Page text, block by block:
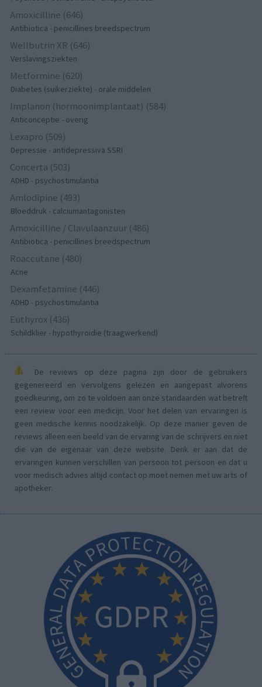
Amoxicilline (646)
Antibiotica - penicillines breedspectrum
Wellbutrin XR (646)
Verslavingsziekten
Metformine (620)
Diabetes (suikerziekte) - orale middelen
Implanon (hormoonimplantaat) (584)
Anticonceptie - overig
Lexapro (509)
Depressie - antidepressiva SSRI
Concerta (503)
ADHD - psychostimulantia
Amlodipine (493)
Bloeddruk - calciumantagonisten
Amoxicilline / Clavulaanzuur (486)
Antibiotica - penicillines breedspectrum
Roaccutane (480)
Acne
Dexamfetamine (446)
ADHD - psychostimulantia
Euthyrox (436)
Schildklier - hypothyroidie (traagwerkend)
De reviews op deze pagina zijn door de gebruikers
gegenereerd en vervolgens gelezen en aangepast alvorens
goedkeuring, om zo te voldoen aan onze standaarden wat betreft
een review voor een medicijn. Voor het delen van ervaringen is
geen medische kennis noodzakelijk. Op deze manier geven de
reviews alleen een beeld van de ervaring van de schrijvers en niet
die van de eigenaar van deze website. Denk er aan dat de
ervaringen kunnen verschillen van persoon tot persoon en dat u
voor medisch advies altijd contact op moet nemen met uw arts of
apotheker.